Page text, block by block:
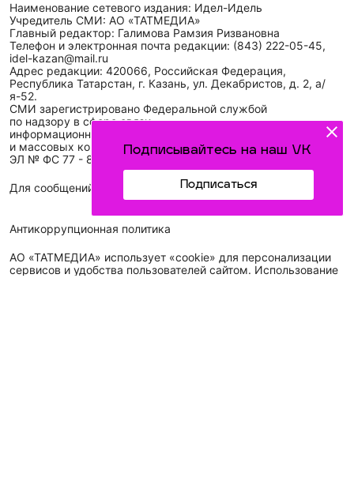
Подписывайтесь на наш VK
Подписаться
Наименование сетевого издания: Идел-Идель
Учредитель СМИ: АО «ТАТМЕДИА»
Главный редактор: Галимова Рамзия Ризвановна
Телефон и электронная почта редакции: (843) 222-05-45,
idel-kazan@mail.ru
Адрес редакции: 420066, Российская Федерация,
Республика Татарстан, г. Казань, ул. Декабристов, д. 2, а/
я-52.
СМИ зарегистрировано Федеральной службой
по надзору в сфере связи,
информационных технологий
и массовых коммуникаций (Роскомнадзор)
ЭЛ № ФС 77 - 89431 от 14.05.2025
Для сообщений о фактах коррупции: idel-kazan@mail.ru
Антикоррупционная политика
АО «ТАТМЕДИА» использует «cookie» для персонализации
сервисов и удобства пользователей сайтом. Использование